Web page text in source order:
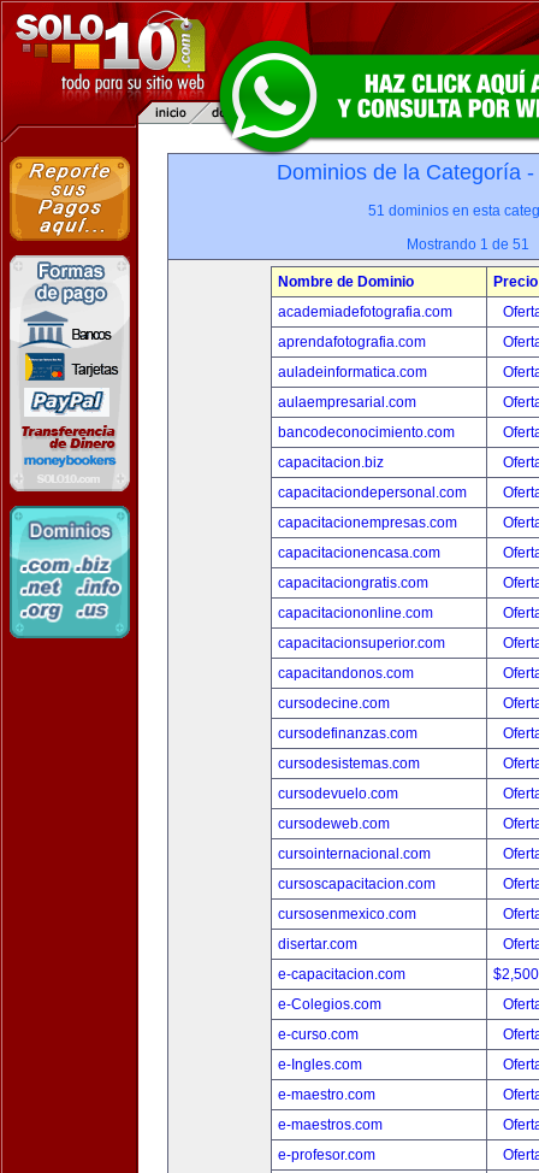
Dominios de la Categoría -
51 dominios en esta
Mostrando 1 de 51
Nombre de Dominio
Precio
academiadefotografia.com
aprendafotografia.com
auladeinformatica.com
aulaempresarial.com
bancodeconocimiento.com
capacitacion.biz
capacitaciondepersonal.com
capacitacionempresas.com
capacitacionencasa.com
capacitaciongratis.com
capacitaciononline.com
capacitacionsuperior.com
capacitandonos.com
cursodecine.com
cursodefinanzas.com
cursodesistemas.com
cursodevuelo.com
cursodeweb.com
cursointernacional.com
cursoscapacitacion.com
cursosenmexico.com
disertar.com
e-capacitacion.com
e-Colegios.com
e-curso.com
e-Ingles.com
e-maestro.com
e-maestros.com
e-profesor.com